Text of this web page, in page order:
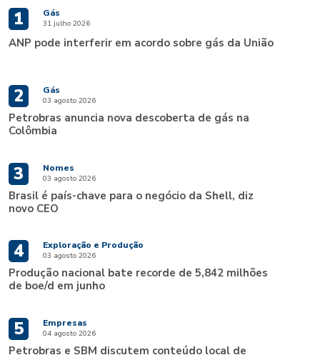
1 Gás
31 julho 2026
ANP pode interferir em acordo sobre gás da União
2 Gás
03 agosto 2026
Petrobras anuncia nova descoberta de gás na
Colômbia
3 Nomes
03 agosto 2026
Brasil é país-chave para o negócio da Shell, diz
novo CEO
4 Exploração e Produção
03 agosto 2026
Produção nacional bate recorde de 5,842 milhões
de boe/d em junho
5 Empresas
04 agosto 2026
Petrobras e SBM discutem conteúdo local de